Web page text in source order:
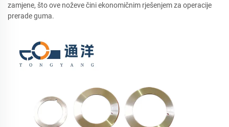
zamjene, što ove noževe čini ekonomičnim rješenjem za operacije
prerade guma.